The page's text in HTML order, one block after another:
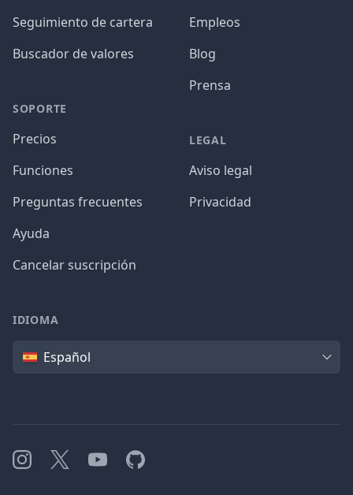
Seguimiento de cartera
Buscador de valores
SOPORTE
Precios
Funciones
Preguntas frecuentes
Ayuda
Cancelar suscripción
Empleos
Blog
Prensa
LEGAL
Aviso legal
Privacidad
IDIOMA
IdiomaEspañol
Instagram
X YouTubeGitHub